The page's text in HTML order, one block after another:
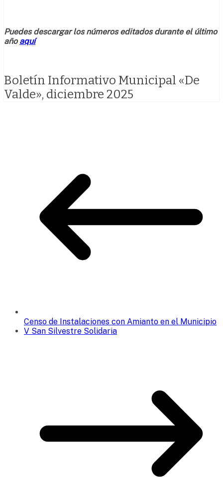
Puedes descargar los números editados durante el último
añoaquí
Boletín Informativo Municipal «De
Valde», diciembre 2025
Censo de Instalaciones con Amianto en el Municipio
V San Silvestre Solidaria